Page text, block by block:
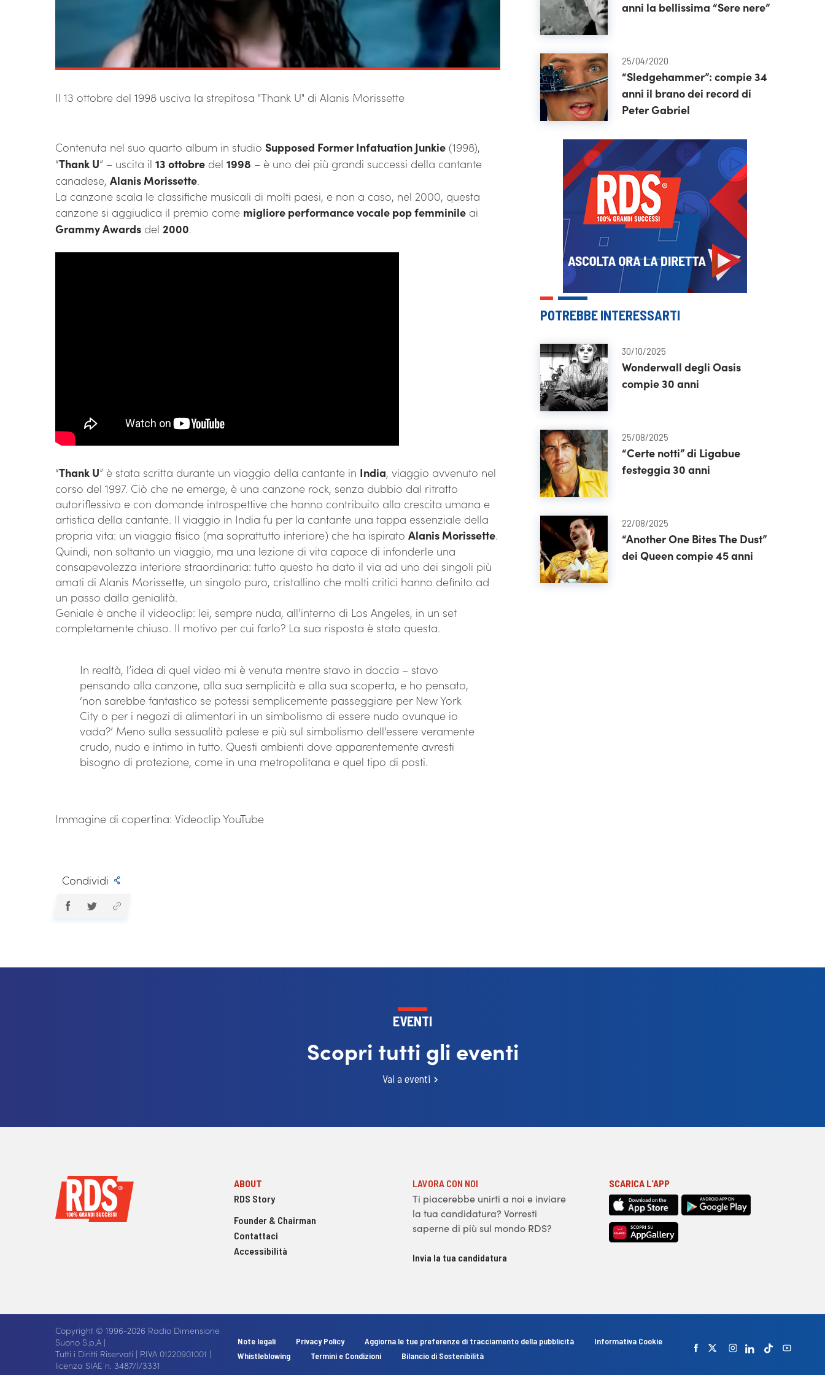
Il 13 ottobre del 1998 usciva la strepitosa "Thank U" di Alanis Morissette
Contenuta nel suo quarto album in studio Supposed Former Infatuation Junkie (1998),
“Thank U” – uscita il 13 ottobre del 1998 – è uno dei più grandi successi della cantante
canadese, Alanis Morissette.
La canzone scala le classifiche musicali di molti paesi, e non a caso, nel 2000, questa
canzone si aggiudica il premio come migliore performance vocale pop femminile ai
Grammy Awards del 2000.
“Thank U” è stata scritta durante un viaggio della cantante in India, viaggio avvenuto nel
corso del 1997. Ciò che ne emerge, è una canzone rock, senza dubbio dal ritratto
autoriflessivo e con domande introspettive che hanno contribuito alla crescita umana e
artistica della cantante. Il viaggio in India fu per la cantante una tappa essenziale della
propria vita: un viaggio fisico (ma soprattutto interiore) che ha ispirato Alanis Morissette.
Quindi, non soltanto un viaggio, ma una lezione di vita capace di infonderle una
consapevolezza interiore straordinaria: tutto questo ha dato il via ad uno dei singoli più
amati di Alanis Morissette, un singolo puro, cristallino che molti critici hanno definito ad
un passo dalla genialità.
Geniale è anche il videoclip: lei, sempre nuda, all’interno di Los Angeles, in un set
completamente chiuso. Il motivo per cui farlo? La sua risposta è stata questa.
In realtà, l’idea di quel video mi è venuta mentre stavo in doccia – stavo
pensando alla canzone, alla sua semplicità e alla sua scoperta, e ho pensato,
‘non sarebbe fantastico se potessi semplicemente passeggiare per New York
City o per i negozi di alimentari in un simbolismo di essere nudo ovunque io
vada?’ Meno sulla sessualità palese e più sul simbolismo dell’essere veramente
crudo, nudo e intimo in tutto. Questi ambienti dove apparentemente avresti
bisogno di protezione, come in una metropolitana e quel tipo di posti.
Immagine di copertina: Videoclip YouTube
Condividi
anni la bellissima “Sere nere”
25/04/2020
“Sledgehammer”: compie 34
anni il brano dei record di
Peter Gabriel
POTREBBE INTERESSARTI
30/10/2025
Wonderwall degli Oasis
compie 30 anni
25/08/2025
“Certe notti” di Ligabue
festeggia 30 anni
22/08/2025
“Another One Bites The Dust”
dei Queen compie 45 anni
EVENTI
Scopri tutti gli eventi
Vai a eventi
ABOUT
RDS Story
Founder & Chairman
Contattaci
Accessibilità
LAVORA CON NOI
Ti piacerebbe unirti a noi e inviare
la tua candidatura? Vorresti
saperne di più sul mondo RDS?
Invia la tua candidatura
SCARICA L'APP
Copyright © 1996-2026 Radio Dimensione
Suono S.p.A |
Tutti i Diritti Riservati | P.IVA 01220901001 |
licenza SIAE n. 3487/I/3331
Note legali Privacy Policy Aggiorna le tue preferenze di tracciamento della pubblicità
Informativa Cookie
Whistleblowing
Termini e Condizioni Bilancio di Sostenibilità